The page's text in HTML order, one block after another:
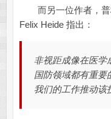
而另一位作者，普
Felix Heide 指出：
非视距成像在医学
国防领域都有重要
我们的工作推动该